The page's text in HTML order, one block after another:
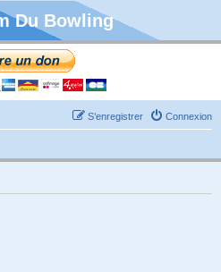
Du Bowling
Connexion
S’enregistrer